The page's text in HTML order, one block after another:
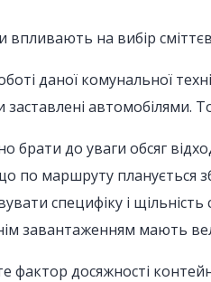
впливають на вибір
даної комунальної
заставлені
брати до уваги обсяг
по маршруту планується
специфіку і
завантаженням мають
фактор досяжності